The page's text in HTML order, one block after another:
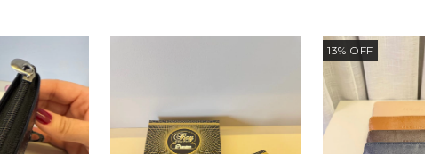
13% OFF